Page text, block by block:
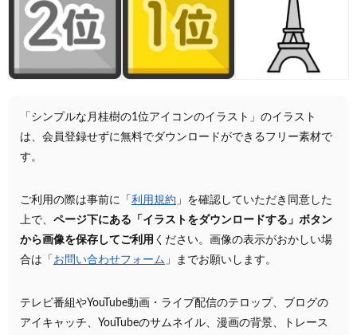
「シンプルな月桂樹の1位アイコンのイラスト」のイラスト
は、会員登録せずに無料でダウンロードができるフリー素材で
す。
ご利用の際は事前に「 利用規約 」を確認していただき同意した
上で、 ページ下にある「イラストをダウンロードする」ボタン
から画像を保存してご利用 ください。画像の表示がおかしい場
合は「 お問い合わせフォーム 」までお願いします。
テレビ番組やYouTube動画・ライブ配信のテロップ、ブログの
アイキャッチ、YouTubeのサムネイル、漫画の背景、トレース